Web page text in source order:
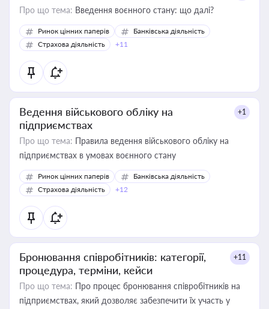
Про що тема: Введення воєнного стану: що далі?
Ринок цінних паперів
Банківська діяльність
Страхова діяльність
+11
Ведення військового обліку на
підприємствах
+1
Про що тема: Правила ведення військового обліку на
підприємствах в умовах воєнного стану
Ринок цінних паперів
Банківська діяльність
Страхова діяльність
+12
Бронювання співробітників: категорії,
процедура, терміни, кейси
+11
Про що тема: Про процес бронювання співробітників на
підприємствах, який дозволяє забезпечити їх участь у